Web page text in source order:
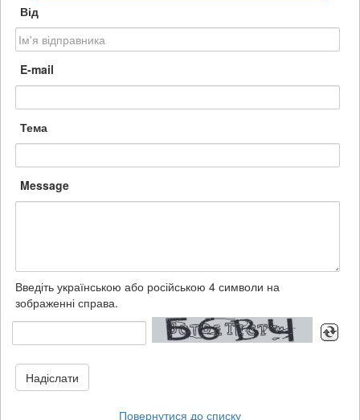
Від
E-mail
Тема
Message
Введіть українською або російською 4 символи на
зображенні справа.
Надіслати
Повернутися до списку